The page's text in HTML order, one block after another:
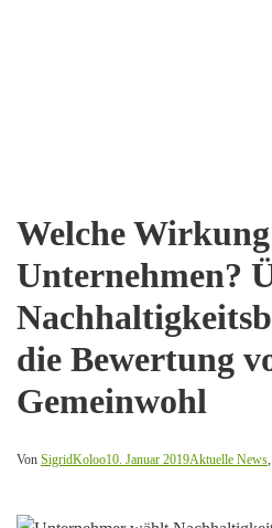
Welche
Unternehmen?
die Bewertung
Gemeinwohl
Von SigridKoloo10. Januar 2019Aktuelle News,